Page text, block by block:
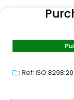
Ref: ISO